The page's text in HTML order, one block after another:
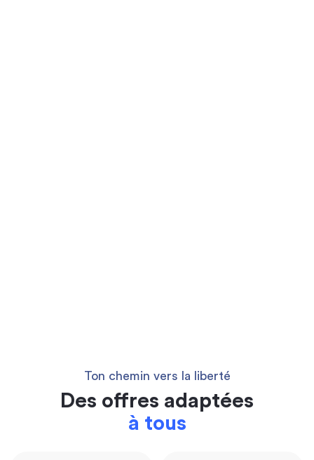
Ton chemin vers la liberté
Des offres adaptées
à tous